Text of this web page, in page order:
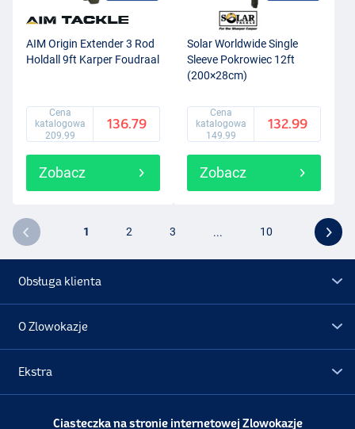
AIM Origin Extender 3 Rod
Holdall 9ft Karper Foudraal
Cena
katalogowa
209.99
136.79
Zobacz
Solar Worldwide Single
Sleeve Pokrowiec 12ft
(200×28cm)
Cena
katalogowa
149.99
132.99
Zobacz
1 2 3 ... 10
Obsługa klienta
O Zlowokazje
Ekstra
PromocjeCiasteczka na stronie internetowej Zlowokazje